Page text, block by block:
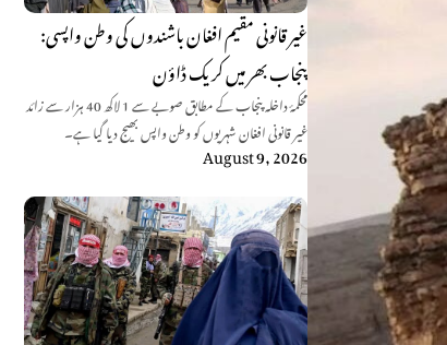
غیر قانونی مقیم افغان باشندوں کی وطن واپسی:
پنجاب بھر میں کریک ڈاؤن
محکمۂ داخلہ پنجاب کے مطابق صوبے سے 1 لاکھ 40 ہزار سے زائد
غیر قانونی افغان شہریوں کو وطن واپس بھیج دیا گیا ہے۔
August 9, 2026